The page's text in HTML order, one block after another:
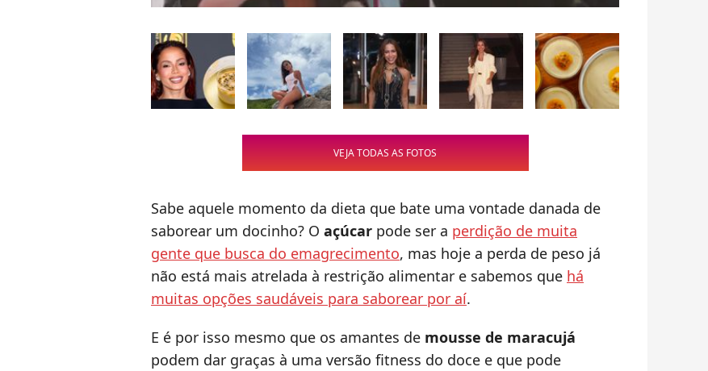
VEJA TODAS AS FOTOS
Sabe aquele momento da dieta que bate uma vontade danada de
saborear um docinho? O açúcar pode ser a perdição de muita
gente que busca do emagrecimento, mas hoje a perda de peso já
não está mais atrelada à restrição alimentar e sabemos que há
muitas opções saudáveis para saborear por aí.
E é por isso mesmo que os amantes de mousse de maracujá
podem dar graças à uma versão fitness do doce e que pode